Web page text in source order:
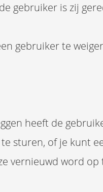
gebruiker is zij
gebruiker te
heeft de
sturen, of je kunt
vernieuwd word op